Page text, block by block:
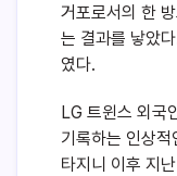
거포로서의 한
는 결과를 낳았
였다.
LG 트윈스 외국
기록하는 인상
타지니 이후 지